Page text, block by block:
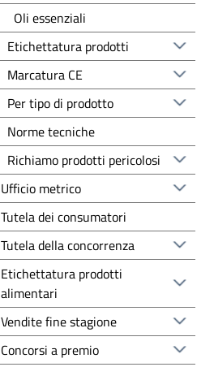
Oli essenziali
Etichettatura prodotti
Marcatura CE
Per tipo di prodotto
Norme tecniche
Richiamo prodotti pericolosi
Ufficio metrico
Tutela dei consumatori
Tutela della concorrenza
Etichettatura prodotti
alimentari
Vendite fine stagione
Concorsi a premio